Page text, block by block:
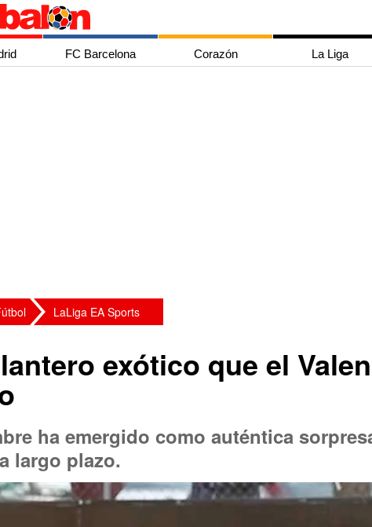
FC Barcelona Corazón La Liga
LaLiga EA Sports
exótico que el
ha emergido como auténtica
largo plazo.